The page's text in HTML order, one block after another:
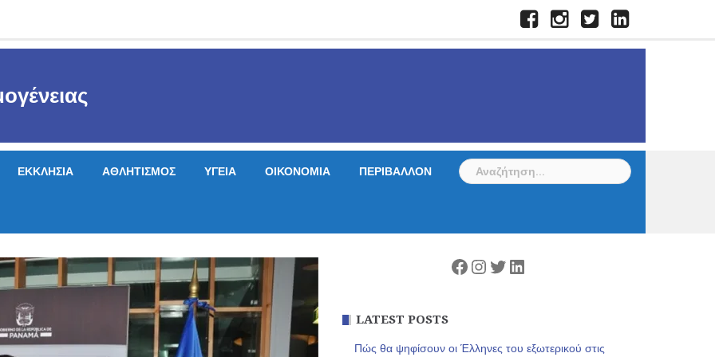
FacebookInstagramTwitterLinkedIn
ΕΚΚΛΗΣΙΑ ΑΘΛΗΤΙΣΜΟΣ ΥΓΕΙΑ ΟΙΚΟΝΟΜΙΑ ΠΕΡΙΒΑΛΛΟΝ
Αναζήτηση
για:
Facebook
Instagram
Twitter
Linkedin
LATEST POSTS
Πώς θα ψηφίσουν οι Έλληνες του εξωτερικού στις